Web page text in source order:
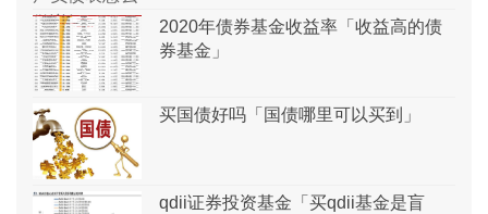
2020年债券基金收益率「收益高的债
券基金」
买国债好吗「国债哪里可以买到」
qdii证券投资基金「买qdii基金是盲